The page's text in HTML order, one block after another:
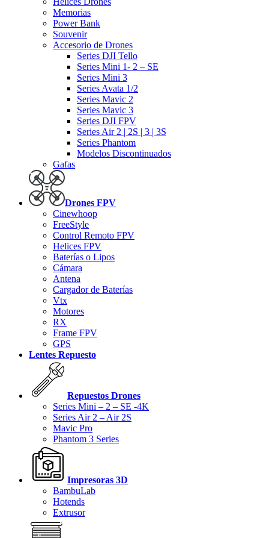
Memorias
Power Bank
Souvenir
Accesorio de Drones
Series DJI Tello
Series Mini 1- 2 – SE
Series Mini 3
Series Avata 1/2
Series Mavic 2
Series Mavic 3
Series DJI FPV
Series Air 2 | 2S | 3 | 3S
Series Phantom
Modelos Discontinuados
Gafas
Drones FPV
Cinewhoop
FreeStyle
Control Remoto FPV
Helices FPV
Baterías o Lipos
Cámara
Antena
Cargador de Baterías
Vtx
Motores
RX
Frame FPV
GPS
Lentes Repuesto
Repuestos Drones
Series Mini – 2 – SE -4K
Series Air 2 – Air 2S
Mavic Pro
Phantom 3 Series
Impresoras 3D
BambuLab
Hotends
Extrusor